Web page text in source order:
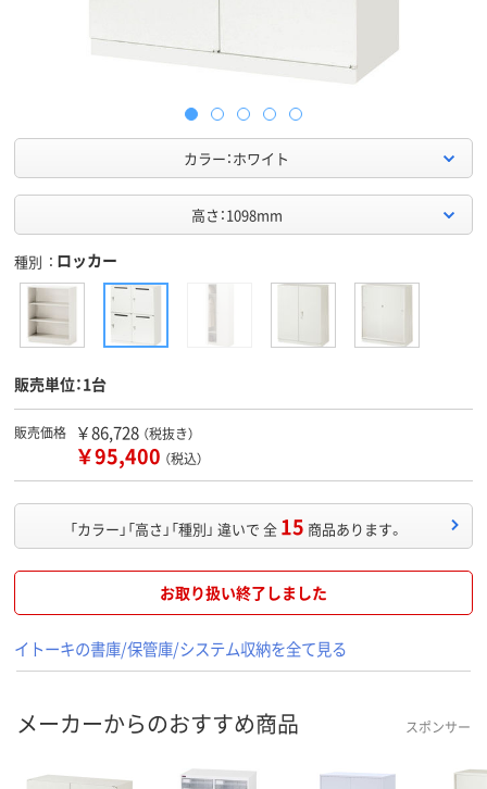
カラー：ホワイト
高さ：1098mm
種別 ロッカー
販売単位：1台
販売価格 ￥86,728 （税抜き）
￥95,400 （税込）
「カラー」「高さ」「種別」 違いで 全 15 商品あります。
お取り扱い終了しました
イトーキの書庫/保管庫/システム収納を全て見る
メーカーからのおすすめ商品 スポンサー